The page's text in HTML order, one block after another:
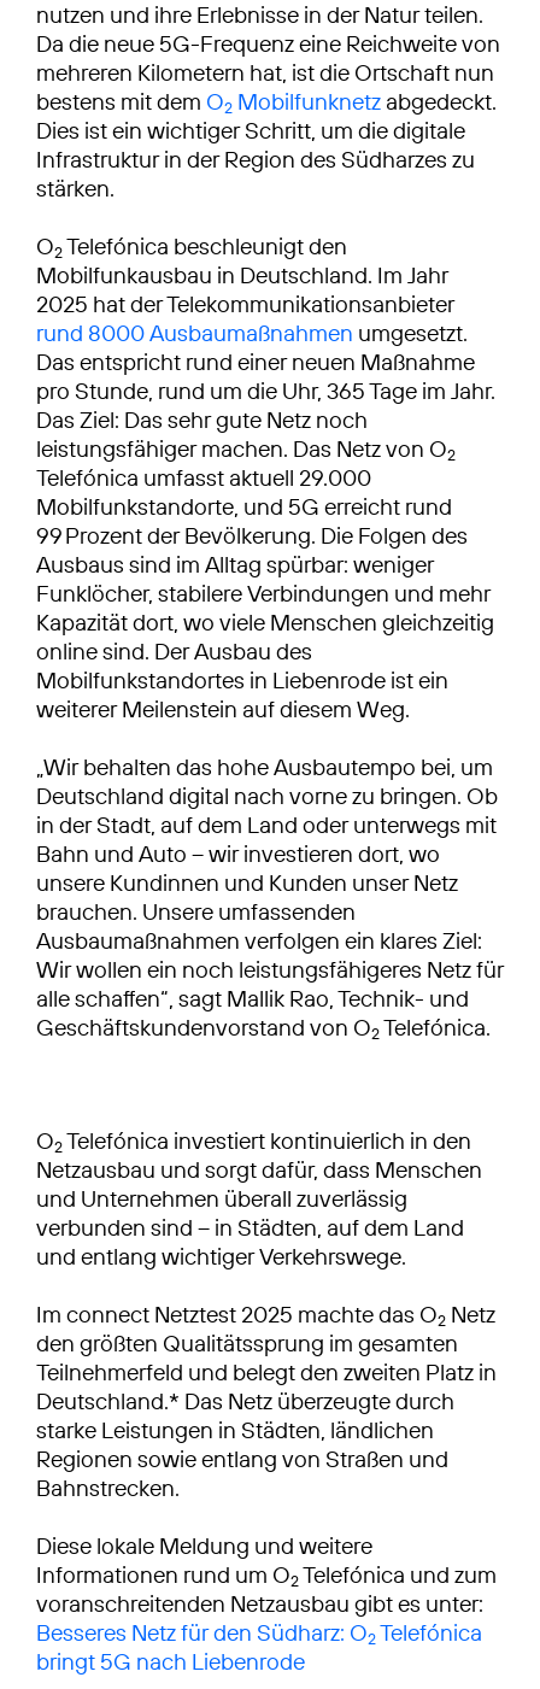
nutzen und ihre Erlebnisse in der Natur teilen.
Da die neue 5G-Frequenz eine Reichweite von
mehreren Kilometern hat, ist die Ortschaft nun
bestens mit dem O2 Mobilfunknetz abgedeckt.
Dies ist ein wichtiger Schritt, um die digitale
Infrastruktur in der Region des Südharzes zu
stärken.
O2Telefónica beschleunigt den
Mobilfunkausbau in Deutschland. Im Jahr
2025 hat der Telekommunikationsanbieter
rund 8000 Ausbaumaßnahmen umgesetzt.
Das entspricht rund einer neuen Maßnahme
pro Stunde, rund um die Uhr, 365 Tage im Jahr.
Das Ziel: Das sehr gute Netz noch
leistungsfähiger machen. Das Netz von O2
Telefónica umfasst aktuell 29.000
Mobilfunkstandorte, und 5G erreicht rund
99 Prozent der Bevölkerung. Die Folgen des
Ausbaus sind im Alltag spürbar: weniger
Funklöcher, stabilere Verbindungen und mehr
Kapazität dort, wo viele Menschen gleichzeitig
online sind. Der Ausbau des
Mobilfunkstandortes in Liebenrode ist ein
weiterer Meilenstein auf diesem Weg.
„Wir behalten das hohe Ausbautempo bei, um
Deutschland digital nach vorne zu bringen. Ob
in der Stadt, auf dem Land oder unterwegs mit
Bahn und Auto – wir investieren dort, wo
unsere Kundinnen und Kunden unser Netz
brauchen. Unsere umfassenden
Ausbaumaßnahmen verfolgen ein klares Ziel:
Wir wollen ein noch leistungsfähigeres Netz für
alle schaffen“, sagt Mallik Rao, Technik- und
Geschäftskundenvorstand von O2Telefónica.
O2Telefónica investiert kontinuierlich in den
Netzausbau und sorgt dafür, dass Menschen
und Unternehmen überall zuverlässig
verbunden sind – in Städten, auf dem Land
und entlang wichtiger Verkehrswege.
Im connect Netztest 2025 machte das O2 Netz
den größten Qualitätssprung im gesamten
Teilnehmerfeld und belegt den zweiten Platz in
Deutschland.* Das Netz überzeugte durch
starke Leistungen in Städten, ländlichen
Regionen sowie entlang von Straßen und
Bahnstrecken.
Diese lokale Meldung und weitere
Informationen rund um O2Telefónica und zum
voranschreitenden Netzausbau gibt es unter:
Besseres Netz für den Südharz: O2Telefónica
bringt 5G nach Liebenrode